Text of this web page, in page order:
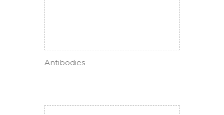
Antibodies